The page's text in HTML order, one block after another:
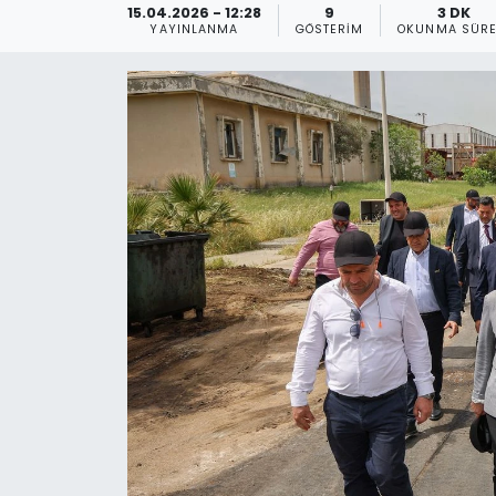
15.04.2026 - 12:28
YAYINLANMA
9
GÖSTERIM
3 DK
OKUNMA
KKTC YEREL SEÇİM 2018
Kültür Sanat
Magazin
Nöbetçi Eczaneler
Otomobil Dünyası